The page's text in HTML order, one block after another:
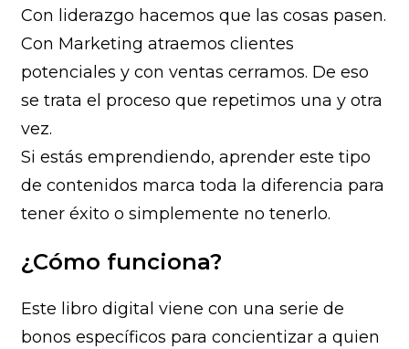
Con liderazgo hacemos que las cosas pasen.
Con Marketing atraemos clientes
potenciales y con ventas cerramos. De eso
se trata el proceso que repetimos una y otra
vez.
Si estás emprendiendo, aprender este tipo
de contenidos marca toda la diferencia para
tener éxito o simplemente no tenerlo.
¿Cómo funciona?
Este libro digital viene con una serie de
bonos específicos para concientizar a quien